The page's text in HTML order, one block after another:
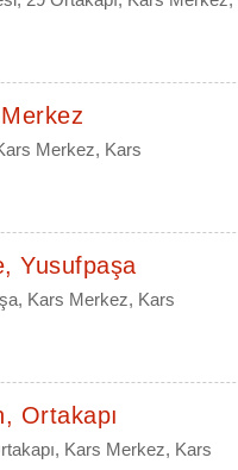
Merkez, Kars
Yusufpaşa
Kars Merkez, Kars
Ortakapı
Kars Merkez, Kars